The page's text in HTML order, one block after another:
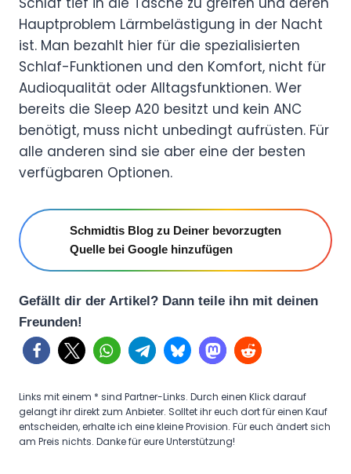
Hauptproblem Lärmbelästigung in der Nacht
ist. Man bezahlt hier für die spezialisierten
Schlaf-Funktionen und den Komfort, nicht für
Audioqualität oder Alltagsfunktionen. Wer
bereits die Sleep A20 besitzt und kein ANC
benötigt, muss nicht unbedingt aufrüsten. Für
alle anderen sind sie aber eine der besten
verfügbaren Optionen.
Schmidtis Blog zu Deiner bevorzugten
Quelle bei Google hinzufügen
Gefällt dir der Artikel? Dann teile ihn mit deinen
Freunden!
Links mit einem * sind Partner-Links. Durch einen Klick darauf
gelangt ihr direkt zum Anbieter. Solltet ihr euch dort für einen Kauf
entscheiden, erhalte ich eine kleine Provision. Für euch ändert sich
am Preis nichts. Danke für eure Unterstützung!